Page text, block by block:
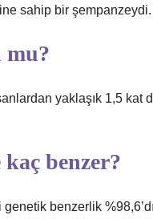
sahip bir şempanzeydi.
mu?
yaklaşık 1,5 kat
benzer?
benzerlik